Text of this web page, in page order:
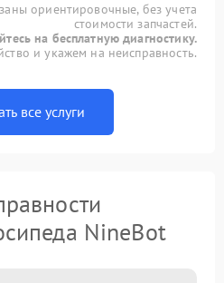
ориентировочные, без учета
стоимости запчастей.
на бесплатную диагностику.
и укажем на неисправность.
все услуги
NineBot